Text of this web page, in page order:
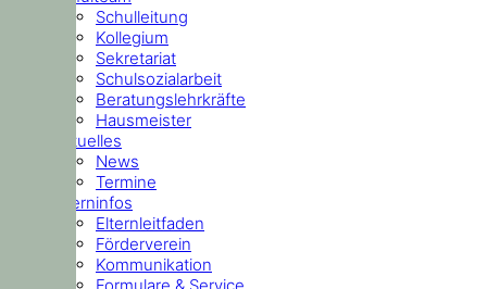
Schulleitung
Kollegium
Sekretariat
Schulsozialarbeit
Beratungslehrkräfte
Hausmeister
Aktuelles
News
Termine
Elterninfos
Elternleitfaden
Förderverein
Kommunikation